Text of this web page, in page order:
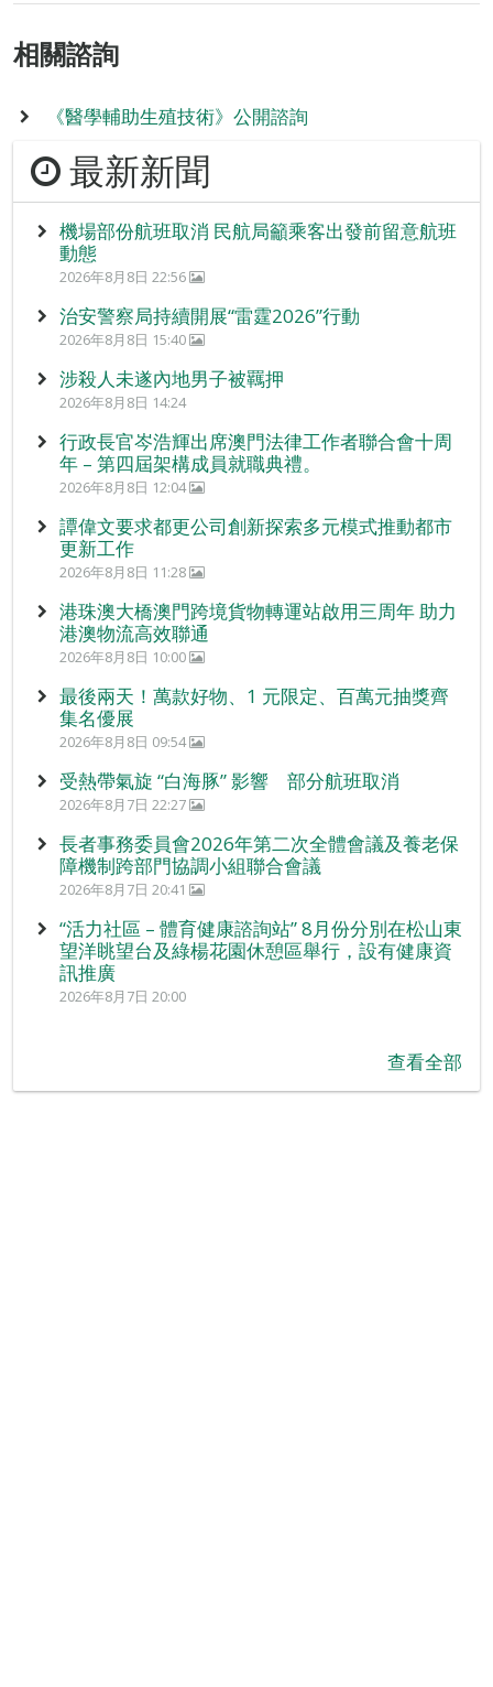
相關諮詢
《醫學輔助生殖技術》公開諮詢
最新新聞
機場部份航班取消 民航局籲乘客出發前留意航班
動態
2026年8月8日 22:56
治安警察局持續開展“雷霆2026”行動
2026年8月8日 15:40
涉殺人未遂內地男子被羈押
2026年8月8日 14:24
行政長官岑浩輝出席澳門法律工作者聯合會十周
年 – 第四屆架構成員就職典禮。
2026年8月8日 12:04
譚偉文要求都更公司創新探索多元模式推動都市
更新工作
2026年8月8日 11:28
港珠澳大橋澳門跨境貨物轉運站啟用三周年 助力
港澳物流高效聯通
2026年8月8日 10:00
最後兩天！萬款好物、1 元限定、百萬元抽獎齊
集名優展
2026年8月8日 09:54
受熱帶氣旋 “白海豚” 影響 部分航班取消
2026年8月7日 22:27
長者事務委員會2026年第二次全體會議及養老保
障機制跨部門協調小組聯合會議
2026年8月7日 20:41
“活力社區 – 體育健康諮詢站” 8月份分別在松山東
望洋眺望台及綠楊花園休憩區舉行，設有健康資
訊推廣
2026年8月7日 20:00
查看全部